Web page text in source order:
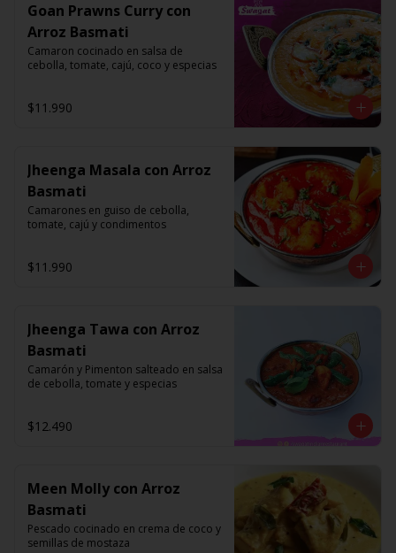
Goan Prawns Curry con
Arroz Basmati
Camaron cocinado en salsa de
cebolla, tomate, cajú, coco y especias
$11.990
Jheenga Masala con Arroz
Basmati
Camarones en guiso de cebolla,
tomate, cajú y condimentos
$11.990
Jheenga Tawa con Arroz
Basmati
Camarón y Pimenton salteado en salsa
de cebolla, tomate y especias
$12.490
Meen Molly con Arroz
Basmati
Pescado cocinado en crema de coco y
semillas de mostaza